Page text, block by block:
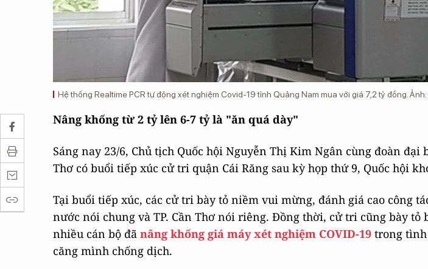
Hệ thống Realtime PCR tự động xét nghiệm Covid-19 tỉnh Quảng Nam mua với giá 7,2 tỷ đồng. Ảnh:
Nâng khống từ 2 tỷ lên 6-7 tỷ là "ăn quá dày"
Sáng nay 23/6, Chủ tịch Quốc hội Nguyễn Thị Kim Ngân cùng đoàn đại
Thơ có buổi tiếp xúc cử tri quận Cái Răng sau kỳ họp thứ 9, Quốc hội
Tại buổi tiếp xúc, các cử tri bày tỏ niềm vui mừng, đánh giá cao công
nước nói chung và TP. Cần Thơ nói riêng. Đồng thời, cử tri cũng bày tỏ
nhiều cán bộ đã nâng khống giá máy xét nghiệm COVID-19 trong
căng mình chống dịch.